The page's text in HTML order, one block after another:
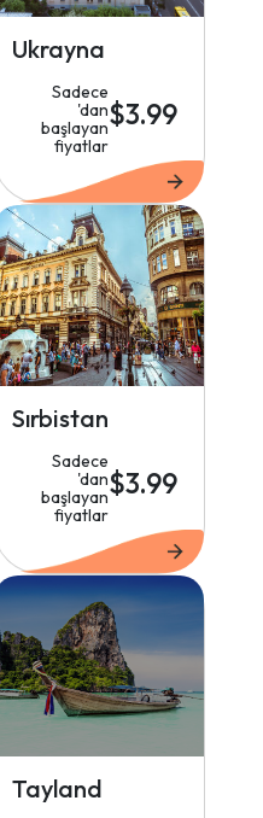
Ukrayna
Sadece
'dan
başlayan
fiyatlar
$3.99
Sırbistan
Sadece
'dan
başlayan
fiyatlar
$3.99
Tayland